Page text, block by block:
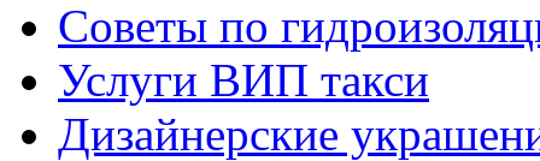
Советы по
Услуги ВИП такси
Дизайнерские